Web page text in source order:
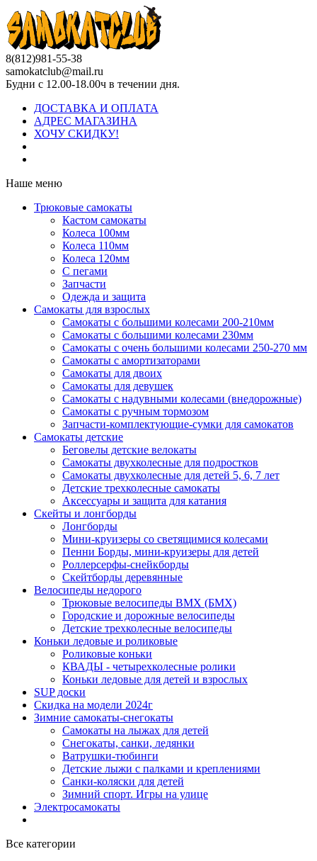
8(812)981-55-38
samokatclub@mail.ru
Будни с 12.00-18.00ч в течении дня.
ДОСТАВКА И ОПЛАТА
АДРЕС МАГАЗИНА
ХОЧУ СКИДКУ!
Наше меню
Трюковые самокаты
Кастом самокаты
Колеса 100мм
Колеса 110мм
Колеса 120мм
С пегами
Запчасти
Одежда и защита
Самокаты для взрослых
Самокаты с большими колесами 200-210мм
Самокаты с большими колесами 230мм
Самокаты с очень большими колесами 250-270 мм
Самокаты с амортизаторами
Самокаты для двоих
Самокаты для девушек
Самокаты с надувными колесами (внедорожные)
Самокаты с ручным тормозом
Запчасти-комплектующие-сумки для самокатов
Самокаты детские
Беговелы детские велокаты
Самокаты двухколесные для подростков
Самокаты двухколесные для детей 5, 6, 7 лет
Детские трехколесные самокаты
Аксессуары и защита для катания
Cкейты и лонгборды
Лонгборды
Мини-круизеры со светящимися колесами
Пенни Борды, мини-круизеры для детей
Роллерсерфы-снейкборды
Скейтборды деревянные
Велосипеды недорого
Трюковые велосипеды BMX (БМХ)
Городские и дорожные велосипеды
Детские трехколесные велосипеды
Коньки ледовые и роликовые
Роликовые коньки
КВАДЫ - четырехколесные ролики
Коньки ледовые для детей и взрослых
SUP доски
Скидка на модели 2024г
Зимние самокаты-снегокаты
Самокаты на лыжах для детей
Снегокаты, санки, ледянки
Ватрушки-тюбинги
Детские лыжи с палками и креплениями
Санки-коляски для детей
Зимний спорт. Игры на улице
Электросамокаты
Все категории